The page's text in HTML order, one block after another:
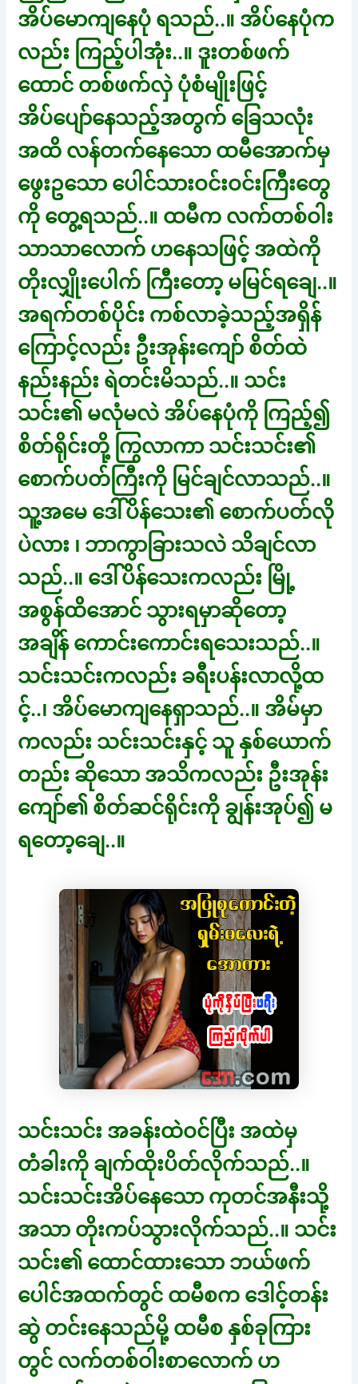
အိပ်မောကျနေပုံ ရသည်..။ အိပ်နေပုံက
လည်း ကြည့်ပါအုံး..။ ဒူးတစ်ဖက်
ထောင် တစ်ဖက်လှဲ ပုံစံမျိုးဖြင့်
အိပ်ပျော်နေသည့်အတွက် ခြေသလုံး
အထိ လန်တက်နေသော ထမီအောက်မှ
ဖွေးဥသော ပေါင်သားဝင်းဝင်းကြီးတွေ
ကို တွေ့ရသည်..။ ထမီက လက်တစ်ဝါး
သာသာလောက် ဟနေသဖြင့် အထဲကို
တိုးလျှိုးပေါက် ကြီးတော့ မမြင်ရချေ..။
အရက်တစ်ပိုင်း ကစ်လာခဲ့သည့်အရှိန်
ကြောင့်လည်း ဦးအုန်းကျော် စိတ်ထဲ
နည်းနည်း ရဲတင်းမိသည်..။ သင်း
သင်း၏ မလုံမလဲ အိပ်နေပုံကို ကြည့်၍
စိတ်ရိုင်းတို့ ကြွလာကာ သင်းသင်း၏
စောက်ပတ်ကြီးကို မြင်ချင်လာသည်..။
သူ့အမေ ဒေါ်ပိန်သေး၏ စောက်ပတ်လို
ပဲလား ၊ ဘာကွာခြားသလဲ သိချင်လာ
သည်..။ ဒေါ်ပိန်သေးကလည်း မြို့
အစွန်ထိအောင် သွားရမှာဆိုတော့
အချိန် ကောင်းကောင်းရသေးသည်..။
သင်းသင်းကလည်း ခရီးပန်းလာလို့ထ
င့်..၊ အိပ်မောကျနေရှာသည်..။ အိမ်မှာ
ကလည်း သင်းသင်းနှင့် သူ နှစ်ယောက်
တည်း ဆိုသော အသိကလည်း ဦးအုန်း
ကျော်၏ စိတ်ဆင်ရိုင်းကို ချွန်းအုပ်၍ မ
ရတော့ချေ..။
သင်းသင်း အခန်းထဲဝင်ပြီး အထဲမှ
တံခါးကို ချက်ထိုးပိတ်လိုက်သည်..။
သင်းသင်းအိပ်နေသော ကုတင်အနီးသို့
အသာ တိုးကပ်သွားလိုက်သည်..။ သင်း
သင်း၏ ထောင်ထားသော ဘယ်ဖက်
ပေါင်အထက်တွင် ထမီစက ဒေါင့်တန်း
ဆွဲ တင်းနေသည်မို့ ထမီစ နှစ်ခုကြား
တွင် လက်တစ်ဝါးစာလောက် ဟ